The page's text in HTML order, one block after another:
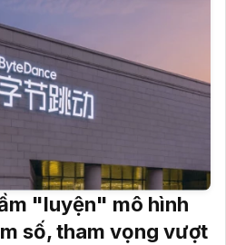
"luyện" mô hình
số, tham vọng vượt